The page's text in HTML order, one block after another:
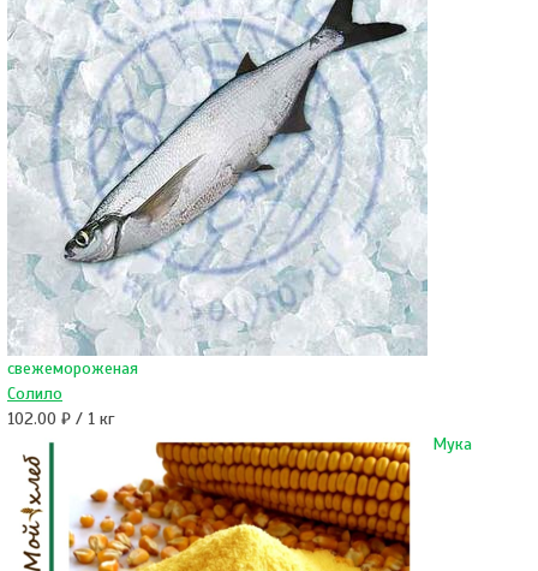
свежемороженая
Солило
102.00 ₽ / 1 кг
Мука